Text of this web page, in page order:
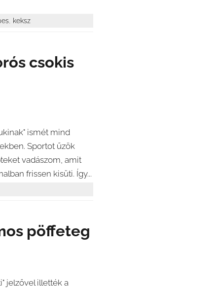
, keksz
csokis
ismét mind
Sportot űzök
vadászom, amit
frissen kisüti. Így...
pöffeteg
jelzővel illették a